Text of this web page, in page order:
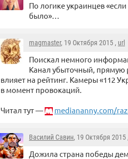
По логике украинцев
было»…
magmaster, 19 Октября 2015 , url
Поискал немного
Канал убыточный, прямую
влияет на рейтинг. Камеры «112
в момент провокаций.
Читал тут — mediananny.com/
Василий Савин, 19 Октября 2015 ,
Дожила страна победы